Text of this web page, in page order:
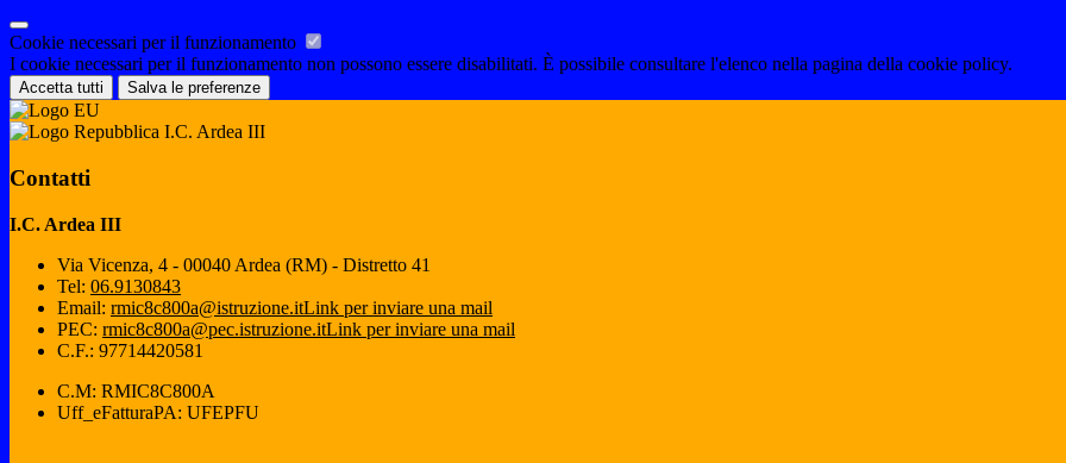
Cookie necessari per il funzionamento
I cookie necessari per il funzionamento non possono essere disabilitati. È possibile consultare l'elenco nella pagina della cookie policy.
Accetta tutti Salva le preferenze
I.C. Ardea III
Contatti
I.C. Ardea III
Via Vicenza, 4 - 00040 Ardea (RM) - Distretto 41
Tel: 06.9130843
Email: rmic8c800a@istruzione.itLink per inviare una mail
PEC: rmic8c800a@pec.istruzione.itLink per inviare una mail
C.F.: 97714420581
C.M: RMIC8C800A
Uff_eFatturaPA: UFEPFU